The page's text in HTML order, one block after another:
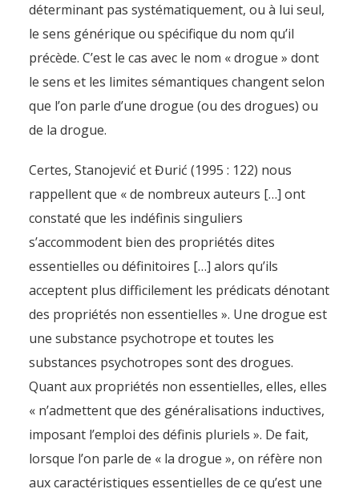
déterminant pas systématiquement, ou à lui seul,
le sens générique ou spécifique du nom qu’il
précède. C’est le cas avec le nom « drogue » dont
le sens et les limites sémantiques changent selon
que l’on parle d’une drogue (ou des drogues) ou
de la drogue.
Certes, Stanojević et Đurić (1995 : 122) nous
rappellent que « de nombreux auteurs […] ont
constaté que les indéfinis singuliers
s’accommodent bien des propriétés dites
essentielles ou définitoires […] alors qu’ils
acceptent plus difficilement les prédicats dénotant
des propriétés non essentielles ». Une drogue est
une substance psychotrope et toutes les
substances psychotropes sont des drogues.
Quant aux propriétés non essentielles, elles, elles
« n’admettent que des généralisations inductives,
imposant l’emploi des définis pluriels ». De fait,
lorsque l’on parle de « la drogue », on réfère non
aux caractéristiques essentielles de ce qu’est une